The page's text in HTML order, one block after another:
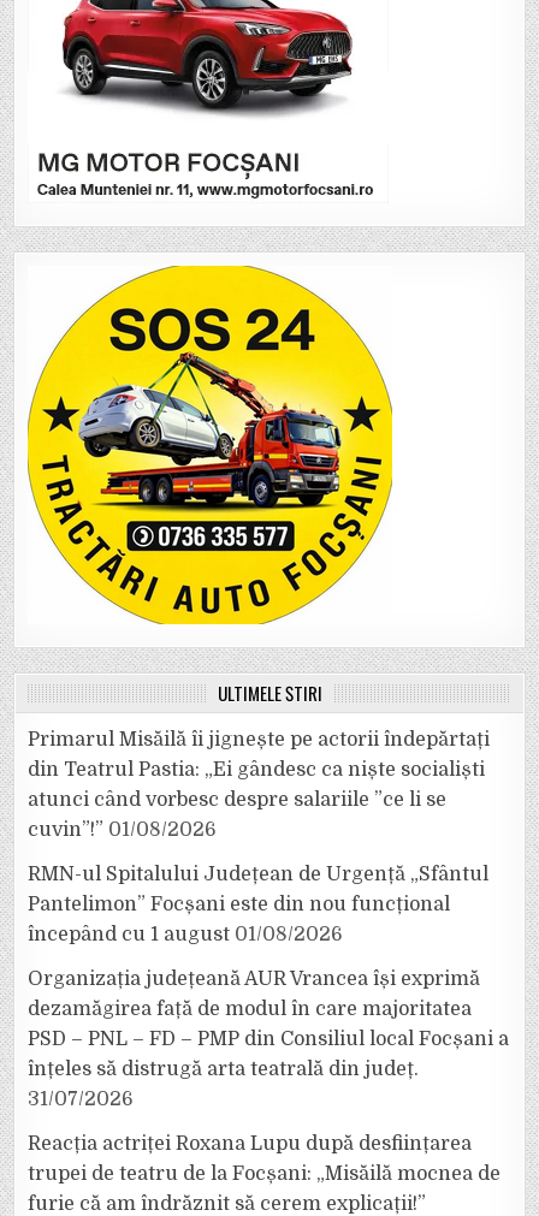
ULTIMELE ȘTIRI
Primarul Misăilă îi jignește pe actorii îndepărtați
din Teatrul Pastia: „Ei gândesc ca niște socialiști
atunci când vorbesc despre salariile ”ce li se
cuvin”!” 01/08/2026
RMN-ul Spitalului Județean de Urgență „Sfântul
Pantelimon” Focșani este din nou funcțional
începând cu 1 august 01/08/2026
Organizația județeană AUR Vrancea își exprimă
dezamăgirea față de modul în care majoritatea
PSD – PNL – FD – PMP din Consiliul local Focșani a
înțeles să distrugă arta teatrală din județ.
31/07/2026
Reacția actriței Roxana Lupu după desființarea
trupei de teatru de la Focșani: „Misăilă mocnea de
furie că am îndrăznit să cerem explicații!”